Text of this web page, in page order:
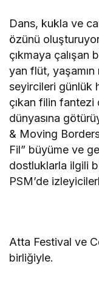
Dans, kukla ve
özünü
çıkmaya çalışan
yan flüt,
seyircileri günlük
çıkan filin
dünyasına
& Moving
Fil” büyüme ve
dostluklarla ilgili
PSM’de
Atta Festival ve
birliğiyle.